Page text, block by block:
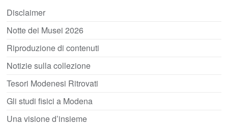
Disclaimer
Notte dei Musei 2026
Riproduzione di contenuti
Notizie sulla collezione
Tesori Modenesi Ritrovati
Gli studi fisici a Modena
Una visione d’insieme